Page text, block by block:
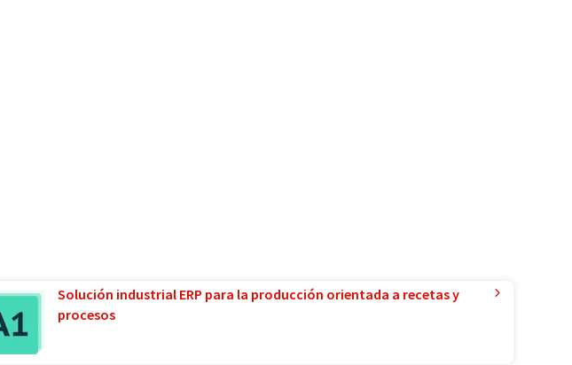
Solución industrial ERP para la producción orientada a recetas y
procesos